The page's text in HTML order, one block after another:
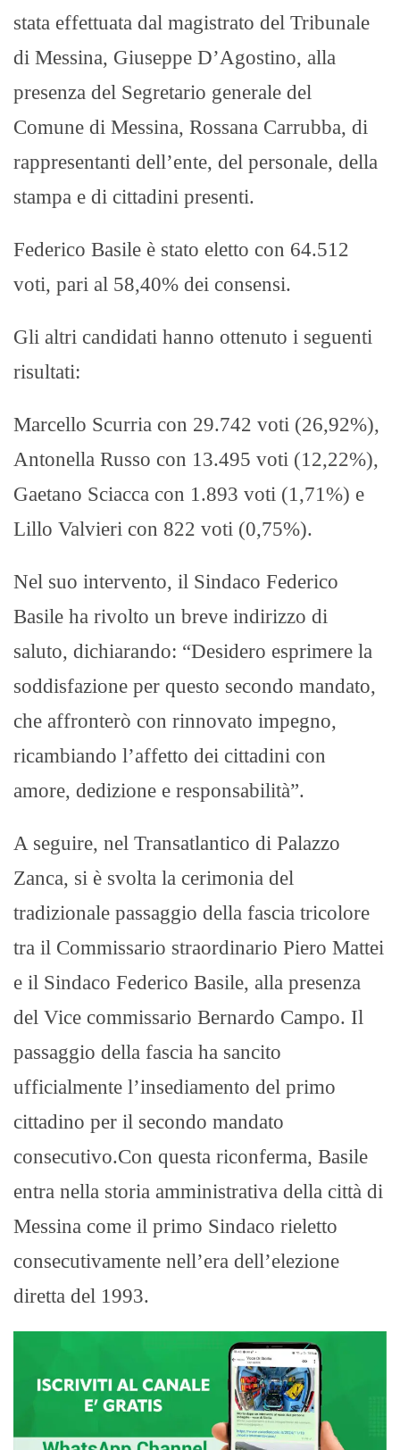
stata effettuata dal magistrato del Tribunale
di Messina, Giuseppe D’Agostino, alla
presenza del Segretario generale del
Comune di Messina, Rossana Carrubba, di
rappresentanti dell’ente, del personale, della
stampa e di cittadini presenti.
Federico Basile è stato eletto con 64.512
voti, pari al 58,40% dei consensi.
Gli altri candidati hanno ottenuto i seguenti
risultati:
Marcello Scurria con 29.742 voti (26,92%),
Antonella Russo con 13.495 voti (12,22%),
Gaetano Sciacca con 1.893 voti (1,71%) e
Lillo Valvieri con 822 voti (0,75%).
Nel suo intervento, il Sindaco Federico
Basile ha rivolto un breve indirizzo di
saluto, dichiarando: “Desidero esprimere la
soddisfazione per questo secondo mandato,
che affronterò con rinnovato impegno,
ricambiando l’affetto dei cittadini con
amore, dedizione e responsabilità”.
A seguire, nel Transatlantico di Palazzo
Zanca, si è svolta la cerimonia del
tradizionale passaggio della fascia tricolore
tra il Commissario straordinario Piero Mattei
e il Sindaco Federico Basile, alla presenza
del Vice commissario Bernardo Campo. Il
passaggio della fascia ha sancito
ufficialmente l’insediamento del primo
cittadino per il secondo mandato
consecutivo.Con questa riconferma, Basile
entra nella storia amministrativa della città di
Messina come il primo Sindaco rieletto
consecutivamente nell’era dell’elezione
diretta del 1993.